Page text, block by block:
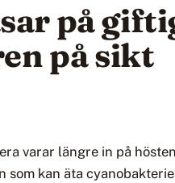
på
på sikt
varar längre in på
kan äta